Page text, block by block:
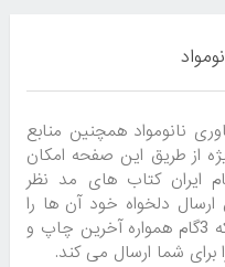
نانومواد همچنین منابع
از طریق این صفحه امکان
ایران کتاب های مد نظر
دلخواه خود آن ها را
تحویل بگیرید. دقت داشته با شید که 3گام همواره آخرین چاپ و
برای شما ارسال می کند.